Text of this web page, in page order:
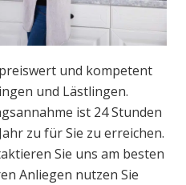
und kompetent
und Lästlingen.
zu erreichen.
Sie uns am besten
Anliegen nutzen Sie